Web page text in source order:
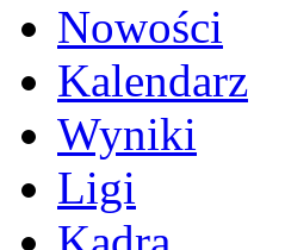
Nowości
Kalendarz
Wyniki
Ligi